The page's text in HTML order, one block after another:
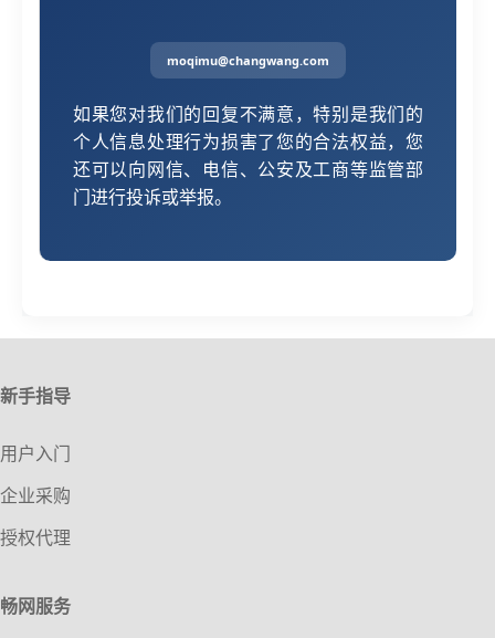
moqimu@changwang.com
如果您对我们的回复不满意，特别是我们的
个人信息处理行为损害了您的合法权益，您
还可以向网信、电信、公安及工商等监管部
门进行投诉或举报。
新手指导
用户入门
企业采购
授权代理
畅网服务